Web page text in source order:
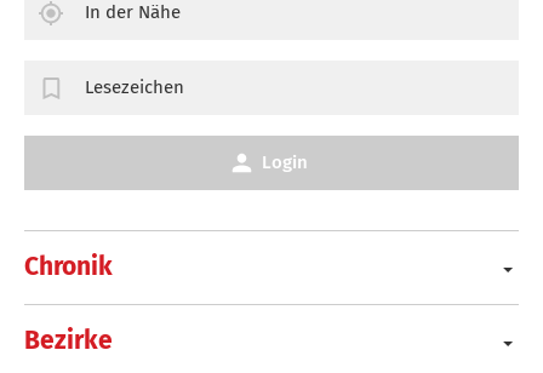
Chronik
Bezirke
In der Nähe
Lesezeichen
Login